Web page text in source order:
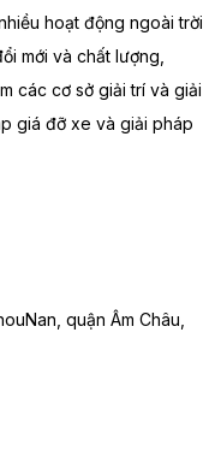
hoạt động ngoài trời
mới và chất lượng,
các cơ sở giải trí và giải
giá đỡ xe và giải pháp
quận Âm Châu,